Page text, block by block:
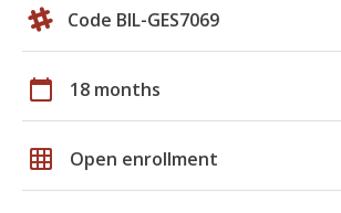
Code BIL-GES7069
calendar_today 18 months
grid_on Open enrollment